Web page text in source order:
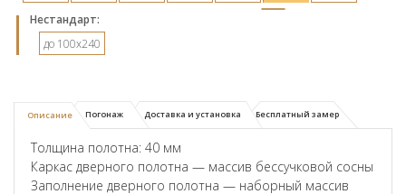
Hестандарт:
до 100x240
Описание Погонаж Доставка и установка Бесплатный замер
Толщина полотна: 40 мм
Каркас дверного полотна — массив бессучковой сосны
Заполнение дверного полотна — наборный массив